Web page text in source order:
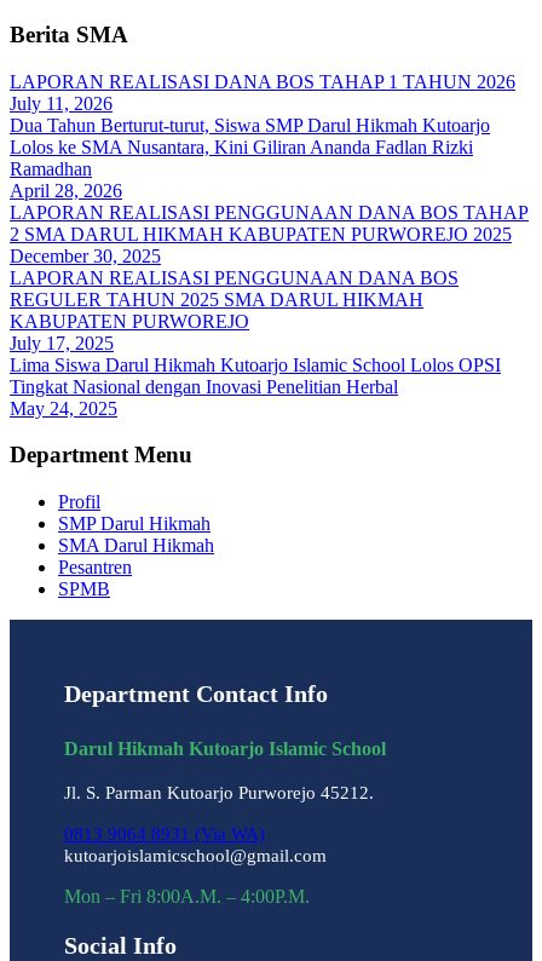
Berita SMA
LAPORAN REALISASI DANA BOS TAHAP 1 TAHUN 2026
July 11, 2026
Dua Tahun Berturut-turut, Siswa SMP Darul Hikmah Kutoarjo
Lolos ke SMA Nusantara, Kini Giliran Ananda Fadlan Rizki
Ramadhan
April 28, 2026
LAPORAN REALISASI PENGGUNAAN DANA BOS TAHAP
2 SMA DARUL HIKMAH KABUPATEN PURWOREJO 2025
December 30, 2025
LAPORAN REALISASI PENGGUNAAN DANA BOS
REGULER TAHUN 2025 SMA DARUL HIKMAH
KABUPATEN PURWOREJO
July 17, 2025
Lima Siswa Darul Hikmah Kutoarjo Islamic School Lolos OPSI
Tingkat Nasional dengan Inovasi Penelitian Herbal
May 24, 2025
Department Menu
Profil
SMP Darul Hikmah
SMA Darul Hikmah
Pesantren
SPMB
Department Contact Info
Darul Hikmah Kutoarjo Islamic School
Jl. S. Parman Kutoarjo Purworejo 45212.
0813 9064 8931 (Via WA)
kutoarjoislamicschool@gmail.com
Mon – Fri 8:00A.M. – 4:00P.M.
Social Info